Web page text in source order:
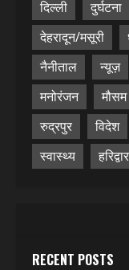
दिल्ली
दुर्घटना
देहरादून/मसूरी
नैनीताल
न्यूज़
मनोरंजन
मौसम
रुद्रपुर
विदेश
स्वास्थ्य
हरिद्वार
RECENT POSTS